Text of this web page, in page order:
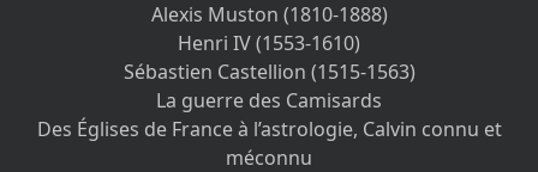
Alexis Muston (1810-1888)
Henri IV (1553-1610)
Sébastien Castellion (1515-1563)
La guerre des Camisards
Des Églises de France à l’astrologie, Calvin connu et
méconnu